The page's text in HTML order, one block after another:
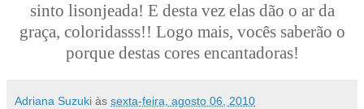
sinto lisonjeada! E desta vez elas dão o ar da
graça, coloridasss!! Logo mais, vocês saberão o
porque destas cores encantadoras!
Adriana Suzuki às sexta-feira, agosto 06, 2010